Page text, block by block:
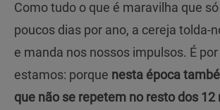
Como tudo o que é maravilha que
poucos dias por ano, a cereja tolda-
e manda nos nossos impulsos. É
estamos: porque nesta época
que não se repetem no resto dos 12